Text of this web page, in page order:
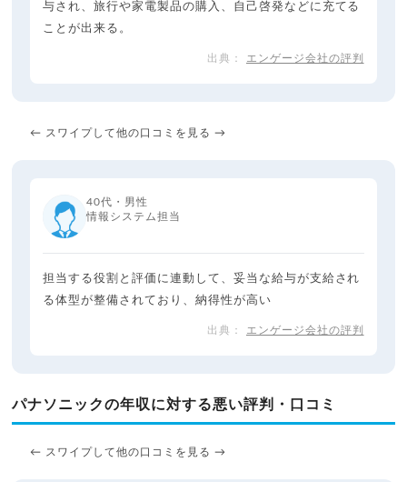
与され、旅行や家電製品の購入、自己啓発などに充てる
ことが出来る。
エンゲージ会社の評判
← スワイプして他の口コミを見る →
40代・男性
情報システム担当
担当する役割と評価に連動して、妥当な給与が支給され
る体型が整備されており、納得性が高い
エンゲージ会社の評判
パナソニックの年収に対する悪い評判・口コミ
← スワイプして他の口コミを見る →